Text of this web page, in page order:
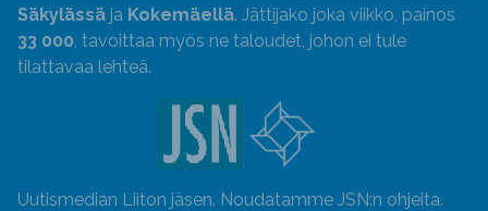
Säkylässä ja Kokemäellä. Jättijako joka viikko, painos
33 000, tavoittaa myös ne taloudet, johon ei tule
tilattavaa lehteä.
Uutismedian Liiton jäsen. Noudatamme JSN:n ohjeita.